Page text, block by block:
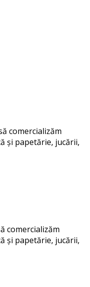
comercializăm
și papetărie, jucării,
comercializăm
și papetărie, jucării,